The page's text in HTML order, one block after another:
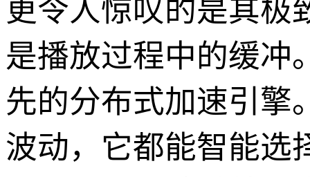
更令人惊叹的是其极
是播放过程中的缓冲
先的分布式加速引擎
波动，它都能智能选